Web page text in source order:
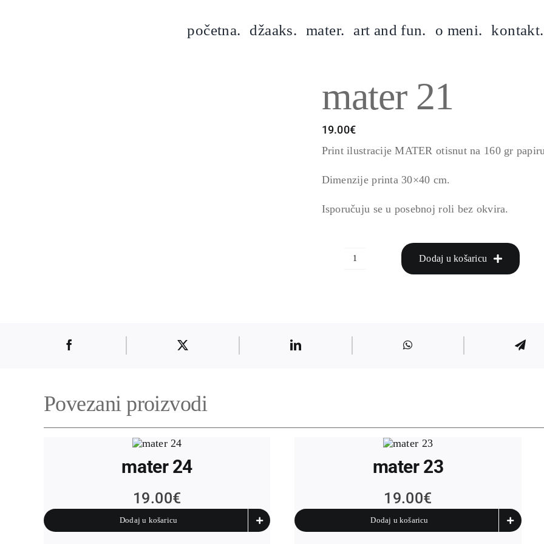
početna. džaaks. mater. art and fun. o meni. kontakt.
mater 21
19.00€
Print ilustracije MATER otisnut na 160 gr
Dimenzije printa 30×40 cm.
Isporučuju se u posebnoj roli bez okvira.
Dodaj u košaricu
Povezani proizvodi
mater 24
19.00€
Dodaj u košaricu
mater 23
19.00€
Dodaj u košaricu